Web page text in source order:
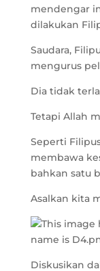
mendengar
dilakukan
Saudara,
mengurus
Dia tidak
Tetapi Allah
Seperti
membawa
bahkan satu
Asalkan kita
Diskusikan